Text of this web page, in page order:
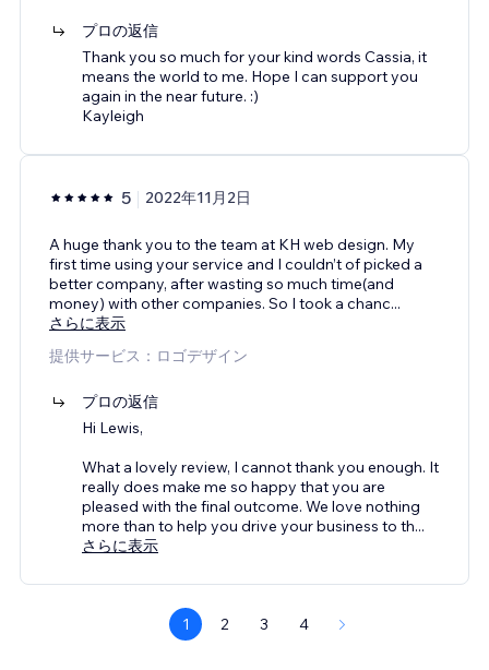
プロの返信
Thank you so much for your kind words Cassia, it
means the world to me. Hope I can support you
again in the near future. :)
Kayleigh
5 2022年11月2日
A huge thank you to the team at KH web design. My
first time using your service and I couldn’t of picked a
better company, after wasting so much time(and
money) with other companies. So I took a chanc...
さらに表示
提供サービス：ロゴデザイン
プロの返信
Hi Lewis,
What a lovely review, I cannot thank you enough. It
really does make me so happy that you are
pleased with the final outcome. We love nothing
more than to help you drive your business to th...
さらに表示
1 2 3 4